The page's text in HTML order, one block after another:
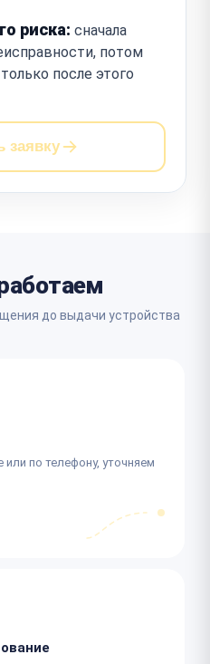
риска: сначала
потом
после этого
заявку
до выдачи устройства
или по телефону, уточняем